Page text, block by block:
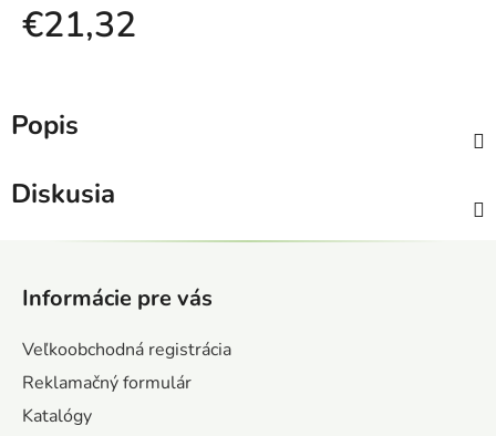
€21,32
Popis
Diskusia
Informácie pre vás
Veľkoobchodná registrácia
Reklamačný formulár
Katalógy